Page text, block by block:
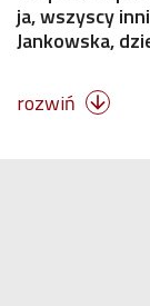
ja, wszyscy
Jankowska,
rozwiń 